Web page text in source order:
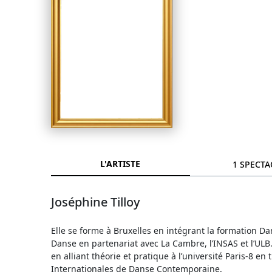
L'ARTISTE 1
Joséphine Tilloy
Elle se forme à Bruxelles en intégrant la formation
Danse en partenariat avec La Cambre, l’INSAS et
en alliant théorie et pratique à l’université Paris-8 en
Internationales de Danse Contemporaine.